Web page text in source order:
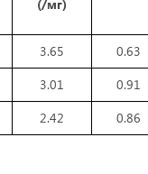
(/мг)
3.65 0.63
3.01 0.91
2.42 0.86